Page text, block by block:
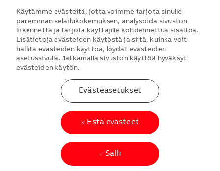
Käytämme evästeitä, jotta voimme tarjota sinulle
paremman selailukokemuksen, analysoida sivuston
liikennettä ja tarjota käyttäjille kohdennettua sisältöä.
Lisätietoja evästeiden käytöstä ja siitä, kuinka voit
hallita evästeiden käyttöä, löydät evästeiden
asetussivulla. Jatkamalla sivuston käyttöä hyväksyt
evästeiden käytön.
Evästeasetukset
Estä evästeet
Salli